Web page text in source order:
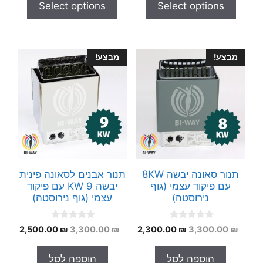
o
5
Select options
o
5
Select options
מבצע!
תנור סאונה יבשה 8KW
עם פיקוד עצמי (גוף
נירוסטה)
0
o
o
3,300.00₪
המחיר
היה:
2,300.00 ₪
המחיר
הוספה לסל
מבצע!
תנור אבנים לסאונה פינית
יבשה 9 KW עם פיקוד
עצמי (גוף נירוסטה)
0
o
o
3,300.00₪
המחיר
היה:
2,500.00 ₪
הוספה לסל